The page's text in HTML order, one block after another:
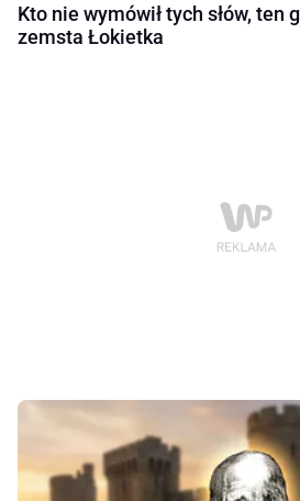
Kto nie wymówił tych słów, ten
zemsta Łokietka